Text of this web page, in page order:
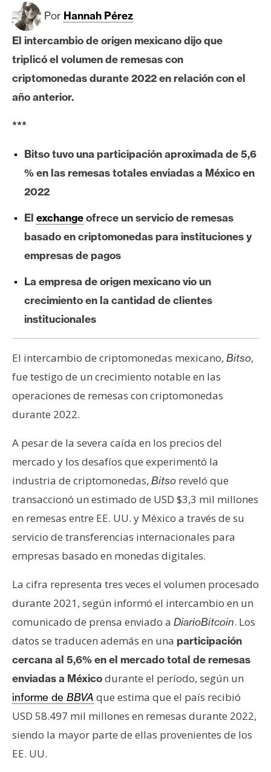
B
i
t
c
i
n
t
h
e
e
u
I
A
n
á
l
i
s
i
N
t
a
s
e
P
r
n
s
a
T
e
Por Hannah Pérez
El intercambio de origen mexicano dijo que
triplicó el volumen de remesas con
criptomonedas durante 2022 en relación con el
año anterior.
***
Bitso tuvo una participación aproximada de 5,6
% en las remesas totales enviadas a México en
2022
El exchangeofrece un servicio de remesas
basado en criptomonedas para instituciones y
empresas de pagos
La empresa de origen mexicano vio un
crecimiento en la cantidad de clientes
institucionales
El intercambio de criptomonedas mexicano, Bitso,
fue testigo de un crecimiento notable en las
operaciones de remesas con criptomonedas
durante 2022.
A pesar de la severa caída en los precios del
mercado y los desafíos que experimentó la
industria de criptomonedas, Bitso reveló que
transaccionó un estimado de USD $3,3 mil millones
en remesas entre EE. UU. y México a través de su
servicio de transferencias internacionales para
empresas basado en monedas digitales.
La cifra representa tres veces el volumen procesado
durante 2021, según informó el intercambio en un
comunicado de prensa enviado a DiarioBitcoin. Los
datos se traducen además en una participación
cercana al 5,6% en el mercado total de remesas
enviadas a Méxicodurante el período, según un
informe de BBVA que estima que el país recibió
USD 58.497 mil millones en remesas durante 2022,
siendo la mayor parte de ellas provenientes de los
EE. UU.